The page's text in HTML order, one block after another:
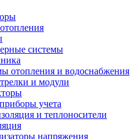
системы
отопления и водоснабжения
и модули
учета
и теплоносители
напряжения